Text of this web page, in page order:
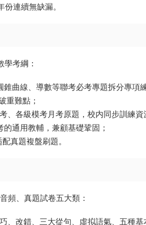
連續無缺漏。
考綱：
曲線、導數等聯考必考專題拆分專項
重難點；
各級模考月考原題，校内同步訓練資
通用教輔，兼顧基礎鞏固；
真題複盤刷題。
頻、真題試卷五大類：
、改錯、三大從句、虛拟語氣、五種基